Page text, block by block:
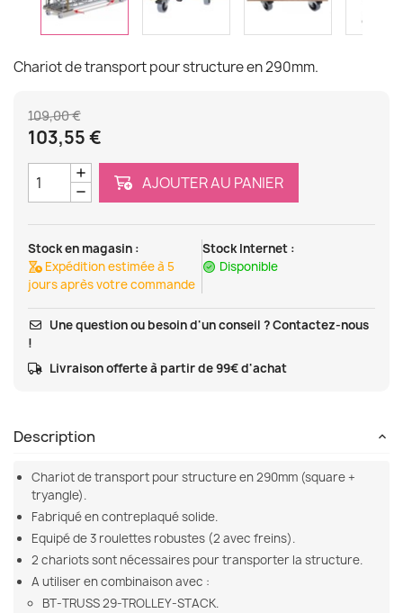
Chariot de transport pour structure en 290mm.
109,00 €
103,55 €
AJOUTER AU PANIER
Stock en magasin :
Expédition estimée à 5
jours après votre commande
Stock Internet :
Disponible
Une question ou besoin d'un conseil ? Contactez-nous
!
Livraison offerte à partir de 99€ d'achat
Description
Chariot de transport pour structure en 290mm (square +
tryangle).
Fabriqué en contreplaqué solide.
Equipé de 3 roulettes robustes (2 avec freins).
2 chariots sont nécessaires pour transporter la structure.
A utiliser en combinaison avec :
BT-TRUSS 29-TROLLEY-STACK.